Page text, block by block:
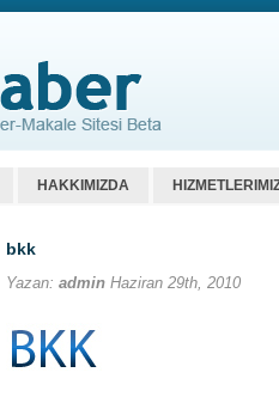
HAKKIMIZDA
bkk
Yazan: admin Haziran 29th, 2010